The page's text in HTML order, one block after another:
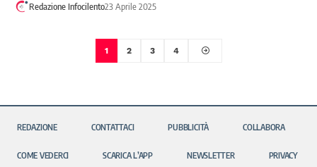
Redazione Infocilento23 Aprile 2025
1 2 3 4
REDAZIONE CONTATTACI PUBBLICITÀ COLLABORA
COME VEDERCI SCARICA L’APP NEWSLETTER PRIVACY